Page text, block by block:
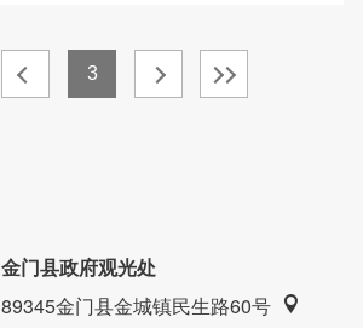
3
金门县政府观光处
89345金门县金城镇民生路60号